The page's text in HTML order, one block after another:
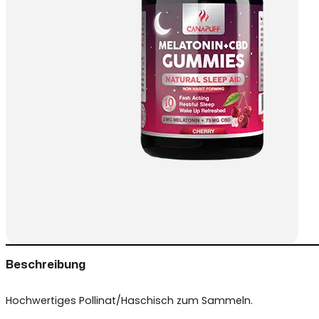
Beschreibung
Hochwertiges Pollinat/Haschisch zum Sammeln.